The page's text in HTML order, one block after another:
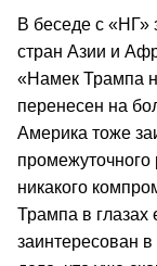
В беседе с «НГ»
стран Азии и
«Намек Трампа
перенесен на
Америка тоже
никакого
Трампа в глазах
заинтересован в